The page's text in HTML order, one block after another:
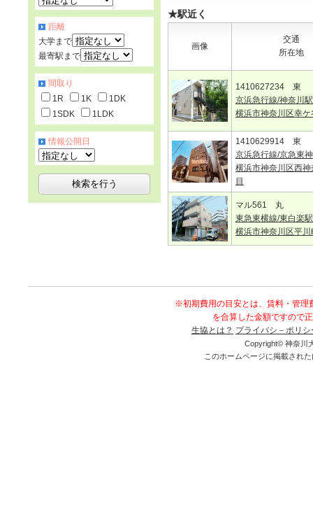
★駅近く
画像
交通
所在地
1410627234 東
京浜急行線/神奈川駅
横浜市神奈川区幸ケ
1410629914 東
京浜急行線/京急東
横浜市神奈川区西
目
マル561 丸
東急東横線/東白楽駅
横浜市神奈川区平川
距離
大学まで
最寄駅まで
間取り
1R
1K
1DK
1SDK
1LDK
情報公開日
※初期費用の目安とは、賃料・管理
を合算した金額ですので
生協とは？ プライバシ－ポリシ
Copyright© 神奈川
このホームページに掲載され